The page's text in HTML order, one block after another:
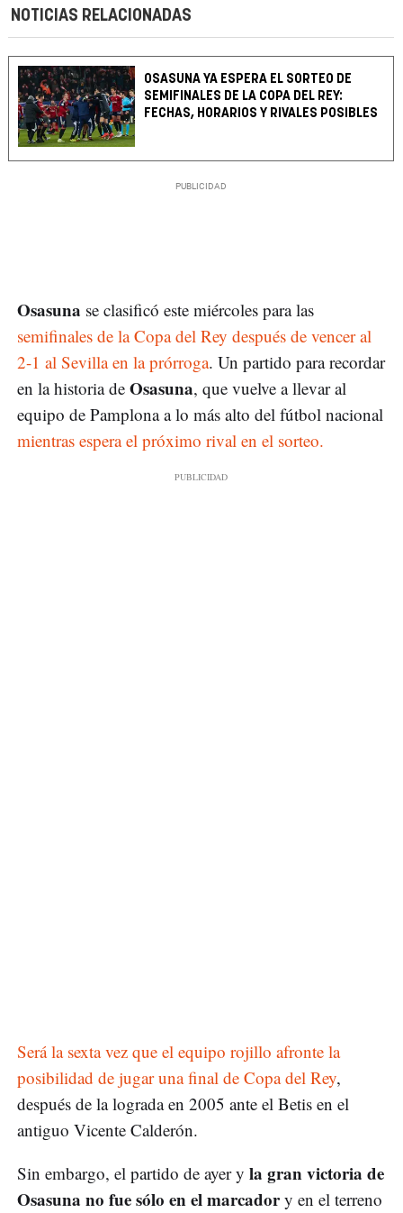
NOTICIAS RELACIONADAS
OSASUNA YA ESPERA EL SORTEO DE
SEMIFINALES DE LA COPA DEL REY:
FECHAS, HORARIOS Y RIVALES POSIBLES
Osasuna se clasificó este miércoles para las
semifinales de la Copa del Rey después de vencer al
2-1 al Sevilla en la prórroga. Un partido para recordar
en la historia de Osasuna, que vuelve a llevar al
equipo de Pamplona a lo más alto del fútbol nacional
mientras espera el próximo rival en el sorteo.
Será la sexta vez que el equipo rojillo afronte la
posibilidad de jugar una final de Copa del Rey,
después de la lograda en 2005 ante el Betis en el
antiguo Vicente Calderón.
Sin embargo, el partido de ayer y la gran victoria de
Osasuna no fue sólo en el marcadory en el terreno